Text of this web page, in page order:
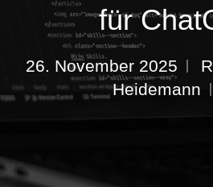
für
26. November 2025
Heidemann